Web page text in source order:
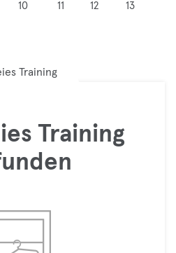
10
11
12
13
Training
Training